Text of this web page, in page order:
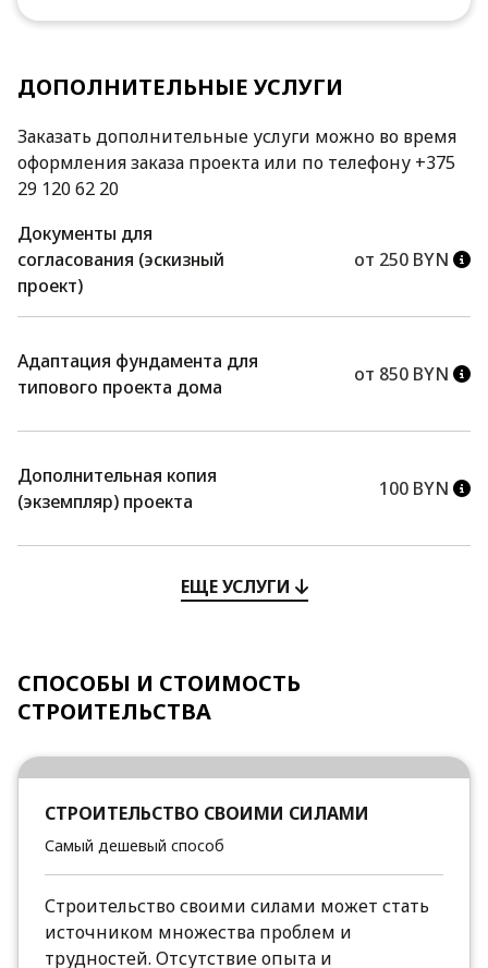
ДОПОЛНИТЕЛЬНЫЕ УСЛУГИ
Заказать дополнительные услуги можно во время
оформления заказа проекта или по телефону +375
29 120 62 20
Документы для
согласования (эскизный
проект)
от 250 BYN
Адаптация фундамента для
типового проекта дома
от 850 BYN
Дополнительная копия
(экземпляр) проекта
100 BYN
ЕЩЕ УСЛУГИ
СПОСОБЫ И СТОИМОСТЬ
СТРОИТЕЛЬСТВА
СТРОИТЕЛЬСТВО СВОИМИ СИЛАМИ
Самый дешевый способ
Строительство своими силами может стать
источником множества проблем и
трудностей. Отсутствие опыта и